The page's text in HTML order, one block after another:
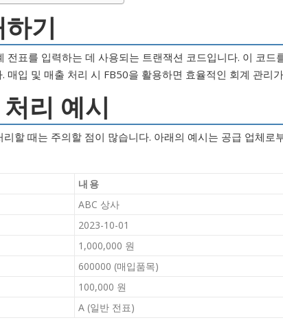
기
전표를 입력하는 데 사용되는 트랜잭션 코드입니다. 이 코드
매입 및 매출 처리 시 FB50을 활용하면 효율적인 회계 관리
리 예시
할 때는 주의할 점이 많습니다. 아래의 예시는 공급 업체로
내용
ABC 상사
2023-10-01
1,000,000 원
600000 (매입품목)
100,000 원
A (일반 전표)